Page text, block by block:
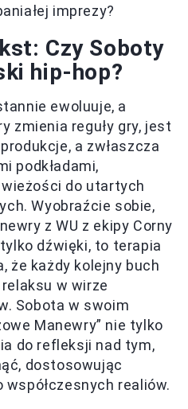
imprezy?
Czy Soboty
hip-hop?
ewoluuje, a
zmienia reguły gry, jest
a zwłaszcza
podkładami,
do utartych
Wyobraźcie sobie,
z WU z ekipy Corny
dźwięki, to terapia
że każdy kolejny buch
w wirze
Sobota w swoim
Manewry” nie tylko
do refleksji nad tym,
dostosowując
realiów.